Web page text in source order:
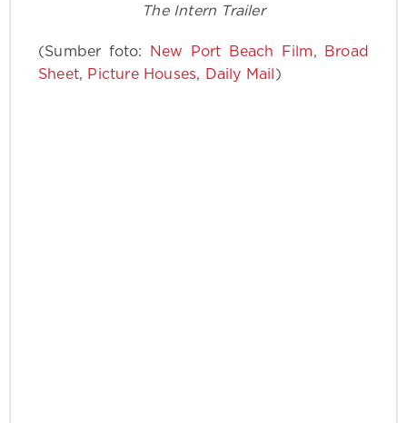
The Intern Trailer
(Sumber foto: New Port Beach Film,
Broad
Sheet, Picture Houses, Daily Mail )